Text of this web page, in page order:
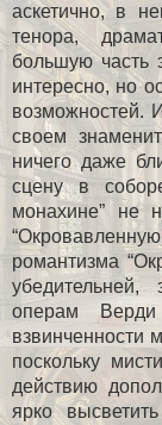
аскетично, в
тенора,
большую часть
интересно, но
возможностей.
своем
ничего даже
сцену в
монахине” не
романтизма
операм
взвинченности
поскольку
действию
ярко